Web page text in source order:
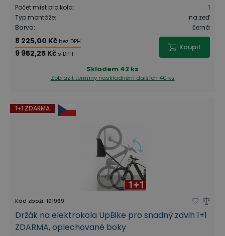
Počet míst pro kola:
1
Typ montáže:
na zeď
Barva: černá
8 225,00 Kč bez DPH
9 952,25 Kč s DPH
Koupit
Skladem 42 ks
Zobrazit termíny naskladnění dalších 40 ks
1+1 ZDARMA
Kód zboží: 101969
Držák na elektrokola UpBike pro snadný zdvih 1+1
ZDARMA, oplechované boky